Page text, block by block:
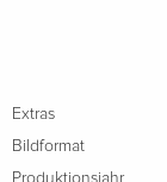
Extras
Bildformat
Produktionsjahr